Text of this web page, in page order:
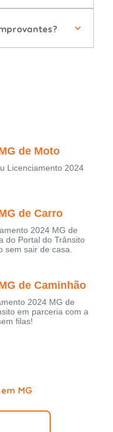
de Moto
Licenciamento 2024
de Carro
2024 MG de
do Portal do Trânsito
sem sair de casa.
de Caminhão
2024 MG de
em parceria com a
filas!
MG